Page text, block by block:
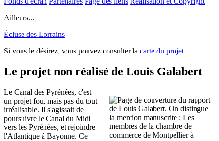
Ailleurs...
Écluse des Lorrains
Si vous le désirez, vous pouvez consulter la carte du projet.
Le projet non réalisé de Louis Galabert
Le Canal des Pyrénées, c'est
un projet fou, mais pas du tout
irréalisable. Il s'agissait de
poursuivre le Canal du Midi
vers les Pyrénées, et rejoindre
l'Atlantique à Bayonne. Ce